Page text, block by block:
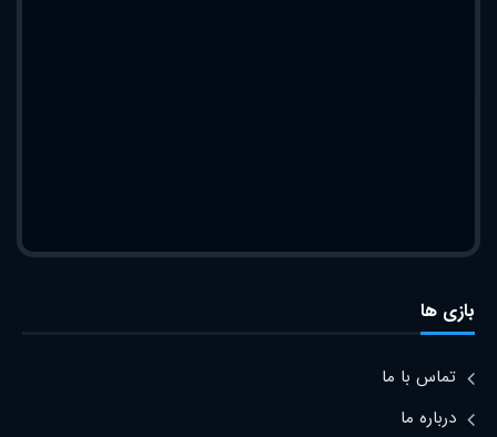
بازی ها
تماس با ما
درباره ما